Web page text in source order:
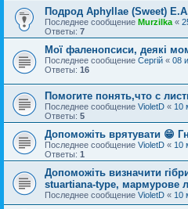
Подрод Aphyllae (Sweet)
Последнее сообщение Murzilka «
Ответы: 7
Мої фаленопсиси, деякі
Последнее сообщение Сергій « 08
Ответы: 16
Помогите понять,что с
Последнее сообщение VioletD « 10
Ответы: 5
Допоможіть врятувати 😁
Последнее сообщение VioletD « 10
Ответы: 1
Допоможіть визначити
stuartiana-type, мармурове
Последнее сообщение VioletD « 10